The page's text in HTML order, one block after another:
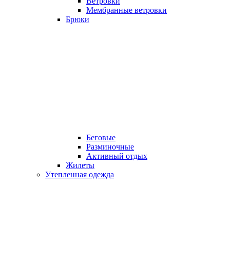
Мембранные ветровки
Брюки
Беговые
Разминочные
Активный отдых
Жилеты
Утепленная одежда